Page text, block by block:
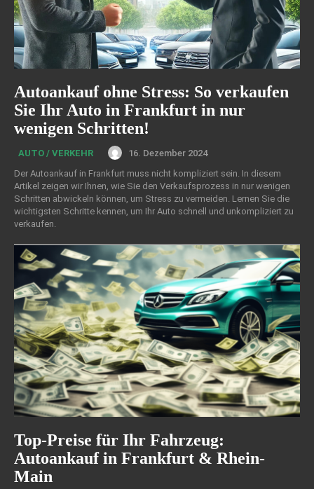
Autoankauf ohne Stress: So verkaufen
Sie Ihr Auto in Frankfurt in nur
wenigen Schritten!
AUTO / VERKEHR
16. Dezember 2024
Der Autoankauf in Frankfurt muss nicht kompliziert sein. In diesem
Artikel zeigen wir Ihnen, wie Sie den Verkaufsprozess in nur wenigen
Schritten abwickeln können, um Stress zu vermeiden. Lernen Sie die
wichtigsten Schritte kennen, um Ihr Auto schnell und unkompliziert zu
verkaufen.
Top-Preise für Ihr Fahrzeug:
Autoankauf in Frankfurt & Rhein-
Main